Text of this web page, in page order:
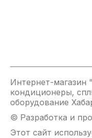
Отличительные
Индикация
Индикация
Мощный
элемент из
Установка
Интернет-
кондиционеры,
оборудование
© Разработка и
Этот сайт